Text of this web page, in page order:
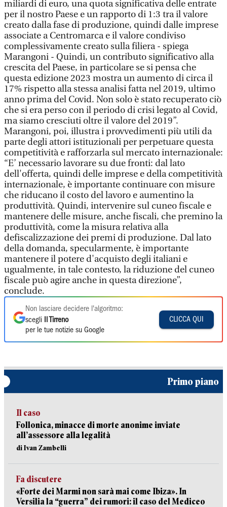
miliardi di euro, una quota significativa delle entrate
per il nostro Paese e un rapporto di 1:3 tra il valore
creato dalla fase di produzione, quindi dalle imprese
associate a Centromarca e il valore condiviso
complessivamente creato sulla filiera - spiega
Marangoni - Quindi, un contributo significativo alla
crescita del Paese, in particolare se si pensa che
questa edizione 2023 mostra un aumento di circa il
17% rispetto alla stessa analisi fatta nel 2019, ultimo
anno prima del Covid. Non solo è stato recuperato ciò
che si era perso con il periodo di crisi legato al Covid,
ma siamo cresciuti oltre il valore del 2019”.
Marangoni, poi, illustra i provvedimenti più utili da
parte degli attori istituzionali per perpetuare questa
competitività e rafforzarla sul mercato internazionale:
“E’ necessario lavorare su due fronti: dal lato
dell'offerta, quindi delle imprese e della competitività
internazionale, è importante continuare con misure
che riducano il costo del lavoro e aumentino la
produttività. Quindi, intervenire sul cuneo fiscale e
mantenere delle misure, anche fiscali, che premino la
produttività, come la misura relativa alla
defiscalizzazione dei premi di produzione. Dal lato
della domanda, specularmente, è importante
mantenere il potere d'acquisto degli italiani e
ugualmente, in tale contesto, la riduzione del cuneo
fiscale può agire anche in questa direzione”,
conclude.
Non lasciare decidere l'algoritmo:
scegli
Il Tirreno
per le tue notizie su Google
CLICCA QUI
Primo piano
Il caso
Follonica, minacce di morte anonime inviate
all’assessore alla legalità
di Ivan Zambelli
Fa discutere
«Forte dei Marmi non sarà mai come Ibiza». In
Versilia la “guerra” dei rumori: il caso del Mediceo